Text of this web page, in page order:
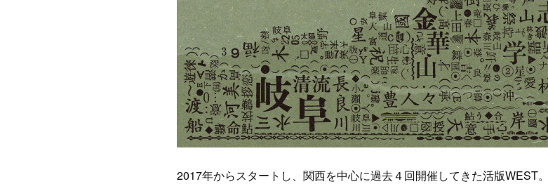
2017年からスタートし、関西を中心に過去４回開催してきた活版WEST。